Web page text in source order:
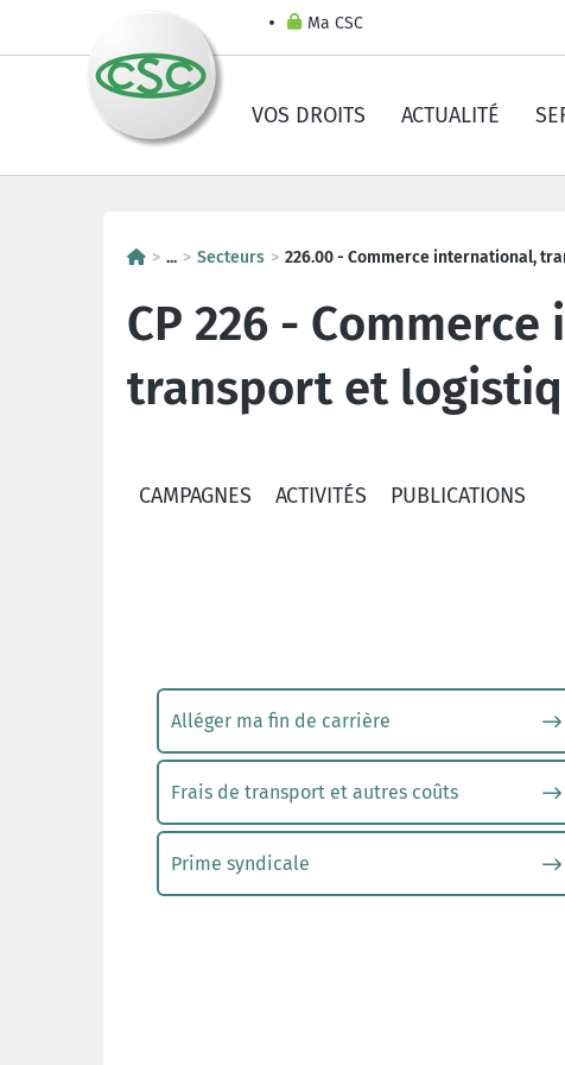
Ma CSC
VOS DROITS ACTUALITÉ
... Secteurs 226.00 - Commerce international,
CP 226 -
transport et
CAMPAGNES ACTIVITÉS PUBLICATIONS
Alléger ma fin de carrière
Frais de transport et autres coûts
Prime syndicale